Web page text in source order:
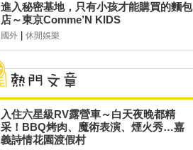
進入秘密基地，只有小孩才能購買的麵包
店～東京Comme’N KIDS
國外 休閒娛樂
入住六星級RV露營車～白天夜晚都精
采！BBQ烤肉、魔術表演、煙火秀…嘉
義詩情花園渡假村